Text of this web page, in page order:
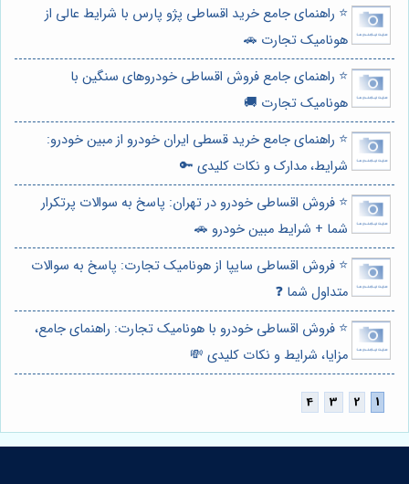
⭐️ راهنمای جامع خرید اقساطی پژو پارس با شرایط عالی از
هونامیک تجارت 🚗
⭐️ راهنمای جامع فروش اقساطی خودروهای سنگین با
هونامیک تجارت 🚚
⭐️ راهنمای جامع خرید قسطی ایران خودرو از مبین خودرو:
شرایط، مدارک و نکات کلیدی 🔑
⭐️ فروش اقساطی خودرو در تهران: پاسخ به سوالات پرتکرار
شما + شرایط مبین خودرو 🚗
⭐️ فروش اقساطی سایپا از هونامیک تجارت: پاسخ به سوالات
متداول شما ❓
⭐️ فروش اقساطی خودرو با هونامیک تجارت: راهنمای جامع،
مزایا، شرایط و نکات کلیدی 💸